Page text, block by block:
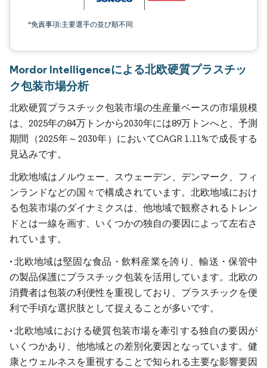
*免責事項:主要選手の並び順不同
Mordor Intelligenceによる北欧硬質プラスチッ
ク包装市場分析
北欧硬質プラスチック包装市場の生産量ベースの市場規模
は、2025年の84万トンから2030年には89万トンへと、予測
期間（2025年～2030年）においてCAGR 1.11%で成長する
見込みです。
北欧地域はノルウェー、スウェーデン、デンマーク、フィ
ンランドなどの国々で構成されています。北欧地域におけ
る包装市場のダイナミクスは、他地域で観察されるトレン
ドとは一線を画す、いくつかの独自の要因によって左右さ
れています。
• 北欧地域は堅固な食品・飲料産業を誇り、輸送・保管中
の製品保護にプラスチック包装を活用しています。北欧の
消費者は包装の利便性を重視しており、プラスチックを便
利で手頃な選択肢として捉えることが多いです。
• 北欧地域における硬質包装市場を牽引する独自の要因が
いくつかあり、他地域との差別化要因となっています。健
康とウェルネスを重視することで知られる主要な影響要因